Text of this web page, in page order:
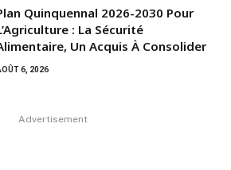
Quinquennal 2026-2030 Pour
: La Sécurité
Un Acquis À Consolider
6, 2026
Advertisement